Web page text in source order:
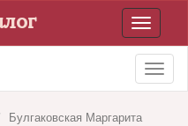
Toggle
Булгаковская Маргарита